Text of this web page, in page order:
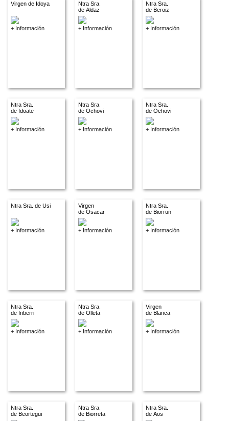
Virgen de Idoya
+ Información
Ntra Sra.
de Aldaz
+ Información
Ntra Sra.
de Beroiz
+ Información
Ntra Sra.
de Idoate
+ Información
Ntra Sra.
de Ochovi
+ Información
Ntra Sra.
de Ochovi
+ Información
Ntra Sra. de Usi
+ Información
Virgen
de Osacar
+ Información
Ntra Sra.
de Biorrun
+ Información
Ntra Sra.
de Iriberri
+ Información
Ntra Sra.
de Olleta
+ Información
Virgen
de Blanca
+ Información
Ntra Sra.
de Beortegui
Ntra Sra.
de Biorreta
Ntra Sra.
de Aos